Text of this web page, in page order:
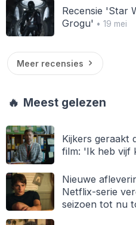
Recensie 'Star
Grogu' • 19 mei
Meer recensies
🔥 Meest gelezen
Kijkers geraakt
film: 'Ik heb vijf
Nieuwe
Netflix-serie
seizoen tot nu